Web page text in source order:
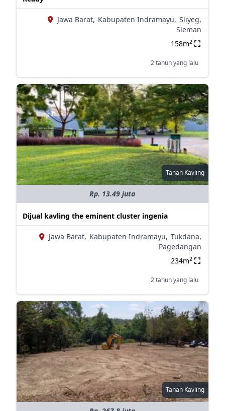
Jawa Barat, Kabupaten Indramayu, Sliyeg,
Sleman
158m2
2 tahun yang lalu
Tanah Kavling
Rp. 13.49 juta
Dijual kavling the eminent cluster ingenia
Jawa Barat, Kabupaten Indramayu, Tukdana,
Pagedangan
234m2
2 tahun yang lalu
Tanah Kavling